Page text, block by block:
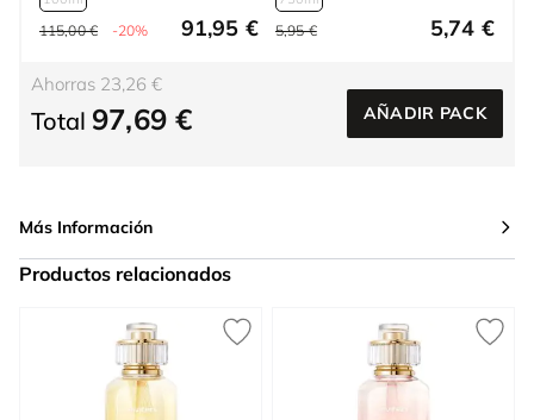
115,00 € -20% 91,95 € 5,95 € 5,74 €
Ahorras 23,26 €
Total 97,69 € AÑADIR PACK
Más Información
Productos relacionados